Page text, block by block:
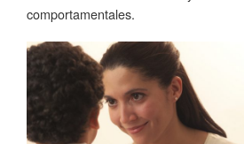
comportamentales.